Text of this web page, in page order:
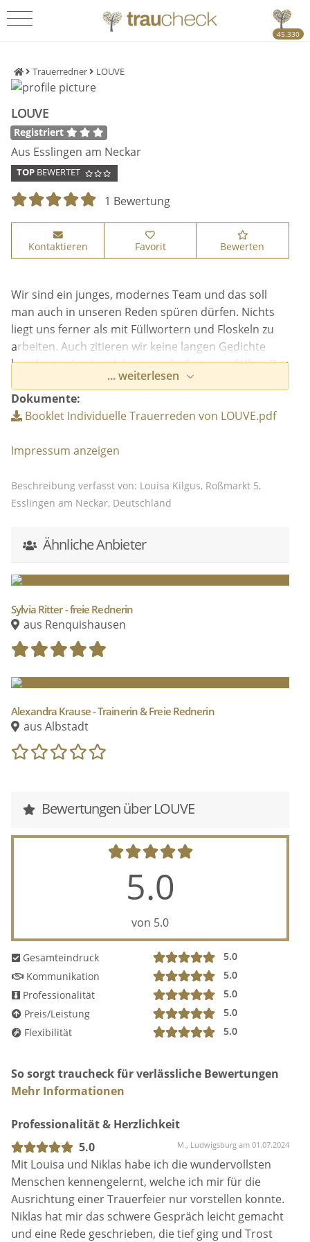
45.330
Trauerredner LOUVE
LOUVE
Registriert
Aus Esslingen am Neckar
TOP BEWERTET
1 Bewertung
Kontaktieren Favorit Bewerten
Wir sind ein junges, modernes Team und das soll
man auch in unseren Reden spüren dürfen. Nichts
liegt uns ferner als mit Füllwortern und Floskeln zu
arbeiten. Auch zitieren wir keine langen Gedichte
berühmter Lyriker daher, um die Seiten zu füllen. Der
bzw. die Verstorbene und das nahes Umfeld geben
uns genug an die Hand, um eine treffende und
herzliche Rede zu schreiben.
... weiterlesen
Dokumente:
Booklet Individuelle Trauerreden von LOUVE.pdf
Impressum anzeigen
Beschreibung verfasst von: Louisa Kilgus, Roßmarkt 5,
Esslingen am Neckar, Deutschland
Ähnliche Anbieter
Sylvia Ritter - freie Rednerin
aus Renquishausen
Alexandra Krause - Trainerin & Freie Rednerin
aus Albstadt
Bewertungen über LOUVE
5.0
von 5.0
Gesamteindruck
5.0
Kommunikation
5.0
Professionalität
5.0
Preis/Leistung
5.0
Flexibilität
5.0
So sorgt traucheck für verlässliche Bewertungen
Mehr Informationen
Professionalität & Herzlichkeit
5.0
M., Ludwigsburg am 01.07.2024
Mit Louisa und Niklas habe ich die wundervollsten
Menschen kennengelernt, welche ich mir für die
Ausrichtung einer Trauerfeier nur vorstellen konnte.
Niklas hat mir das schwere Gespräch leicht gemacht
und eine Rede geschrieben, die tief ging und Trost